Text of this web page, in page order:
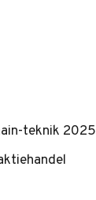
teknik 2025